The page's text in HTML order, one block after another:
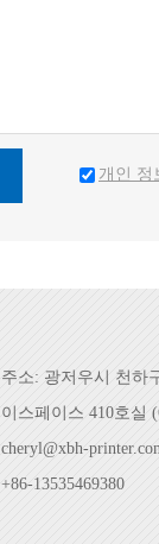
개인 정
주소: 광저우시 천하
이스페이스 410호실
cheryl@xbh-
+86-13535469380